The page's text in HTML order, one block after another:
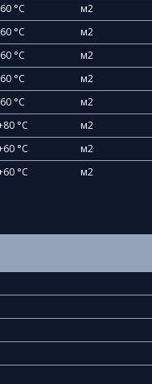
°C м2
°C м2
°C м2
°C м2
°C м2
°C м2
°C м2
°C м2